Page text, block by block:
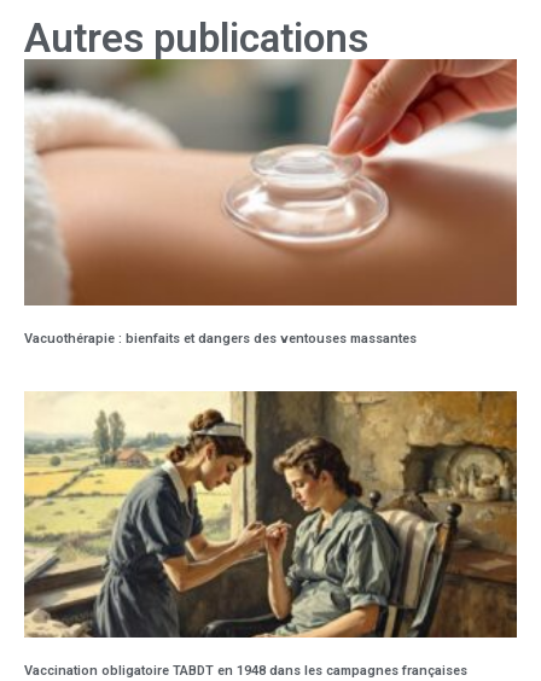
Autres publications
Vacuothérapie : bienfaits et dangers des ventouses massantes
Vaccination obligatoire TABDT en 1948 dans les campagnes françaises